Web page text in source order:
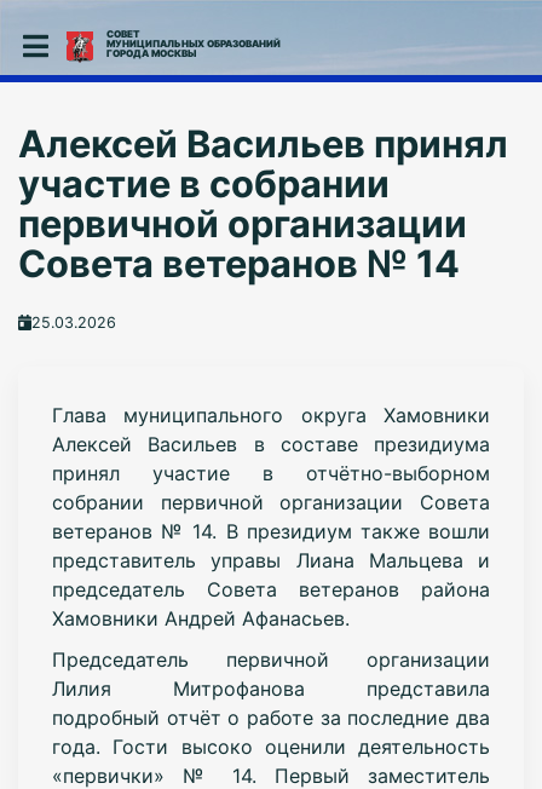
СОВЕТ
МУНИЦИПАЛЬНЫХ ОБРАЗОВАНИЙ
ГОРОДА МОСКВЫ
Алексей Васильев принял
участие в собрании
первичной организации
Совета ветеранов № 14
25.03.2026
Глава муниципального округа Хамовники
Алексей Васильев в составе президиума
принял участие в отчётно-выборном
собрании первичной организации Совета
ветеранов № 14. В президиум также вошли
представитель управы Лиана Мальцева и
председатель Совета ветеранов района
Хамовники Андрей Афанасьев.
Председатель первичной организации
Лилия Митрофанова представила
подробный отчёт о работе за последние два
года. Гости высоко оценили деятельность
«первички» № 14. Первый заместитель